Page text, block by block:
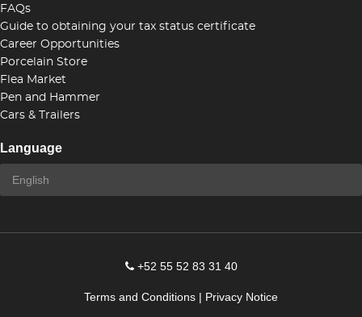
FAQs
Guide to obtaining your tax status certificate
Career Opportunities
Porcelain Store
Flea Market
Pen and Hammer
Cars & Trailers
Language
+52 55 52 83 31 40
Terms and Conditions | Privacy Notice